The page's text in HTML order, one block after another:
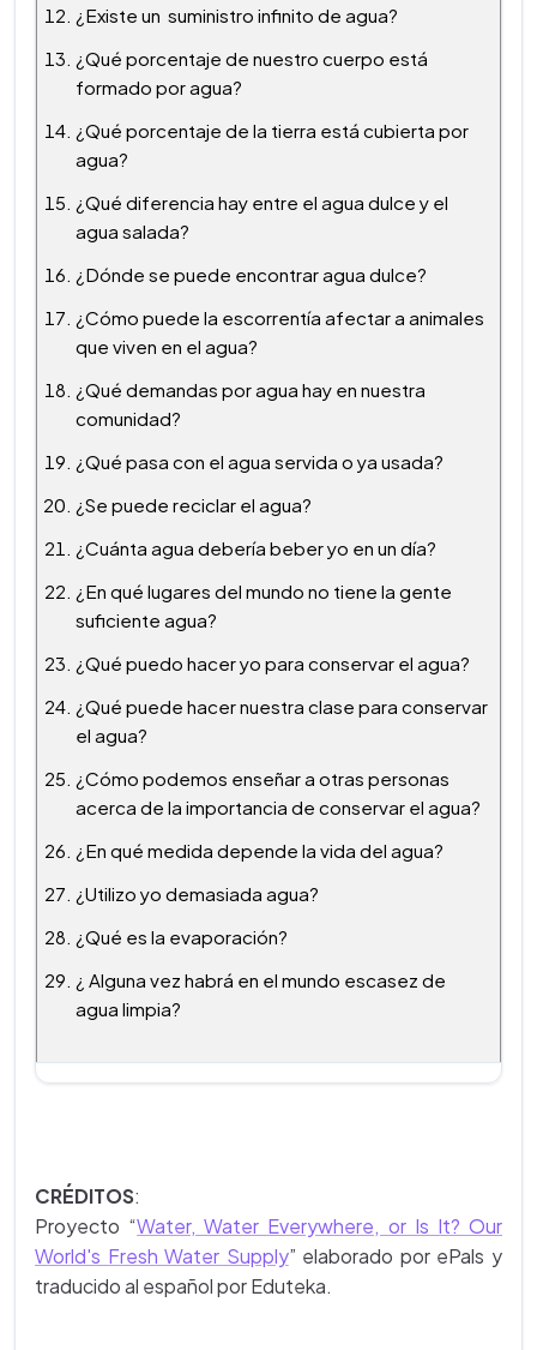
¿Existe un suministro infinito de agua?
¿Qué porcentaje de nuestro cuerpo está
formado por agua?
¿Qué porcentaje de la tierra está cubierta por
agua?
¿Qué diferencia hay entre el agua dulce y el
agua salada?
¿Dónde se puede encontrar agua dulce?
¿Cómo puede la escorrentía afectar a animales
que viven en el agua?
¿Qué demandas por agua hay en nuestra
comunidad?
¿Qué pasa con el agua servida o ya usada?
¿Se puede reciclar el agua?
¿Cuánta agua debería beber yo en un día?
¿En qué lugares del mundo no tiene la gente
suficiente agua?
¿Qué puedo hacer yo para conservar el agua?
¿Qué puede hacer nuestra clase para conservar
el agua?
¿Cómo podemos enseñar a otras personas
acerca de la importancia de conservar el agua?
¿En qué medida depende la vida del agua?
¿Utilizo yo demasiada agua?
¿Qué es la evaporación?
¿ Alguna vez habrá en el mundo escasez de
agua limpia?
CRÉDITOS:
Proyecto “Water, Water Everywhere, or Is It? Our
World's Fresh Water Supply” elaborado por ePals y
traducido al español por Eduteka.